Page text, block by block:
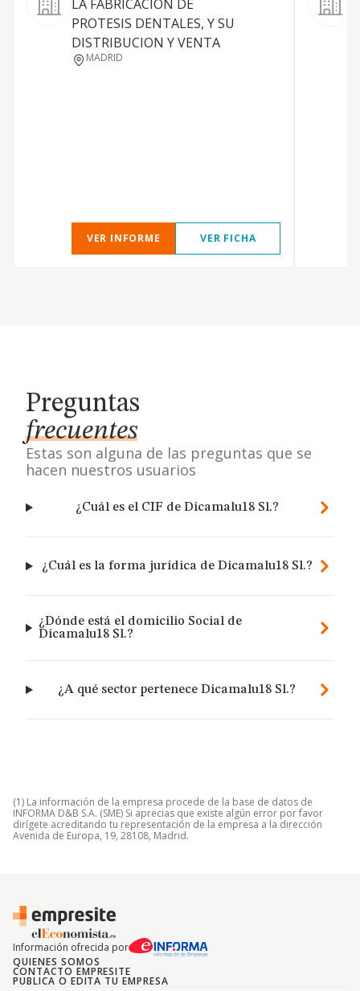
LA FABRICACION DE
PROTESIS DENTALES, Y SU
DISTRIBUCION Y VENTA
MADRID
VER INFORME VER FICHA
Preguntas
frecuentes
Estas son alguna de las preguntas que se
hacen nuestros usuarios
¿Cuál es el CIF de Dicamalu18 Sl.?
¿Cuál es la forma jurídica de Dicamalu18 Sl.?
¿Dónde está el domicilio Social de
Dicamalu18 Sl.?
¿A qué sector pertenece Dicamalu18 Sl.?
(1) La información de la empresa procede de la base de datos de
INFORMA D&B S.A. (SME) Si aprecias que existe algún error por favor
dirígete acreditando tu representación de la empresa a la dirección
Avenida de Europa, 19, 28108, Madrid.
Información ofrecida por
QUIENES SOMOS
CONTACTO EMPRESITE
PUBLICA O EDITA TU EMPRESA